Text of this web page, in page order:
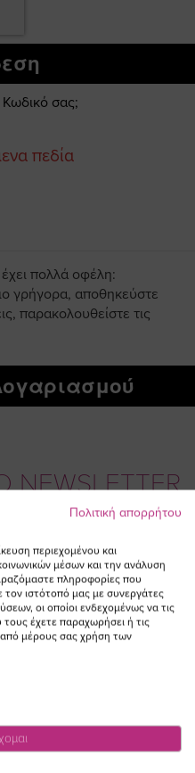
σας;
πολλά οφέλη:
γρήγορα, αποθηκεύστε
παρακολουθείστε τις
Όρους Χρήσης
VisitVisit
Πολιτική απορρήτου
περιεχομένου και
μέσων και την ανάλυση
πληροφορίες που
ιστότοπό μας με συνεργάτες
οι οποίοι ενδεχομένως να τις
έχετε παραχωρήσει ή τις
από μέρους σας χρήση των